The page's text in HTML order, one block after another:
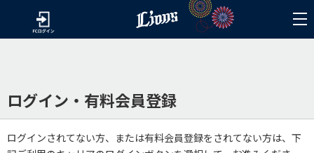
ログイン・有料会員登録
ログインされてない方、または有料会員登録をされてない方は、下